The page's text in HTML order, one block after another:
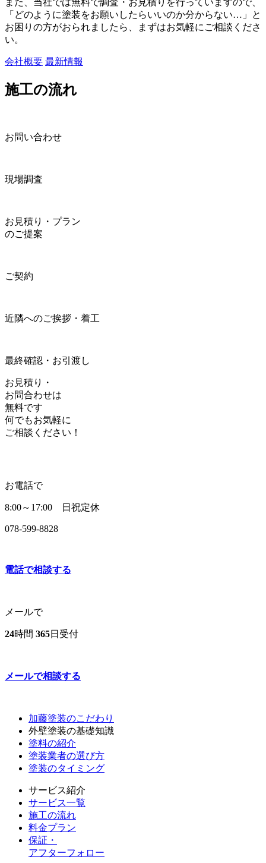
また、当社では無料で調査・お見積りを行っていますので、
「どのように塗装をお願いしたらいいのか分からない…」と
お困りの方がおられましたら、まずはお気軽にご相談くださ
い。
会社概要 最新情報
施工の流れ
お問い合わせ
現場調査
お見積り・プラン
のご提案
ご契約
近隣へのご挨拶・着工
最終確認・お引渡し
お見積り・
お問合わせは
無料です
何でもお気軽に
ご相談ください！
お電話で
8:00～17:00 日祝定休
078-599-8828
電話で相談する
メールで
24時間 365日受付
メールで相談する
加藤塗装のこだわり
外壁塗装の基礎知識
塗料の紹介
塗装業者の選び方
塗装のタイミング
サービス紹介
サービス一覧
施工の流れ
料金プラン
保証・
アフターフォロー